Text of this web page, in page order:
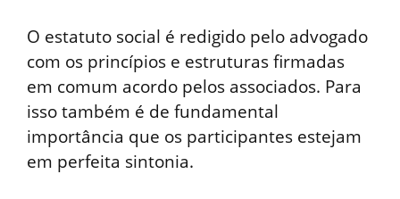
O estatuto social é redigido pelo advogado
com os princípios e estruturas firmadas
em comum acordo pelos associados. Para
isso também é de fundamental
importância que os participantes estejam
em perfeita sintonia.